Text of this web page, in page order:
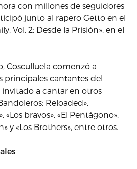
con millones de seguidores
junto al rapero Getto en el
Vol. 2: Desde la Prisión», en el
Cosculluela comenzó a
principales cantantes del
a cantar en otros
Reloaded»,
«Los bravos», «El Pentágono»,
y «Los Brothers», entre otros.